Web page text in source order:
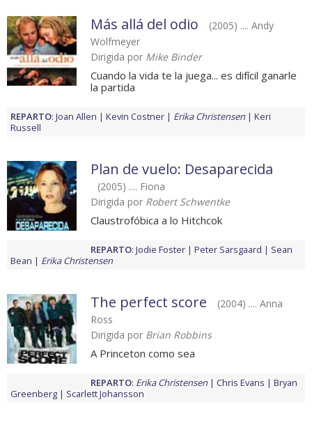
Más allá del odio
(2005) .... Andy
Wolfmeyer
Dirigida por Mike Binder
Cuando la vida te la juega... es difícil ganarle
la partida
REPARTO: Joan Allen Kevin Costner Erika Christensen
Keri
Russell
Plan de vuelo: Desaparecida
(2005) .... Fiona
Dirigida por Robert Schwentke
Claustrofóbica a lo Hitchcok
REPARTO: Jodie Foster Peter Sarsgaard
Sean
Bean
Erika Christensen
The perfect score
(2004) .... Anna
Ross
Dirigida por Brian Robbins
A Princeton como sea
REPARTO: Erika Christensen Chris Evans
Bryan
Greenberg
Scarlett Johansson